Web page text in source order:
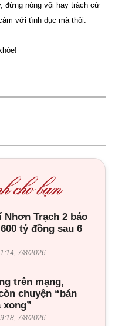
đừng nóng vội hay trách cứ
với tình dục mà thôi.
Nhơn Trạch 2 báo
tỷ đồng sau 6
7/8/2026
trên mạng,
chuyện “bán
xong”
7/8/2026